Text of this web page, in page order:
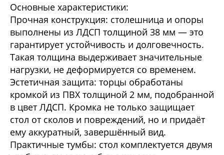
Основные характеристики:
Прочная конструкция: столешница и опоры
выполнены из ЛДСП толщиной 38 мм — это
гарантирует устойчивость и долговечность.
Такая толщина выдерживает значительные
нагрузки, не деформируется со временем.
Эстетичная защита: торцы обработаны
кромкой из ПВХ толщиной 2 мм, подобранной
в цвет ЛДСП. Кромка не только защищает
стол от сколов и повреждений, но и придаёт
ему аккуратный, завершённый вид.
Практичные тумбы: стол комплектуется двумя